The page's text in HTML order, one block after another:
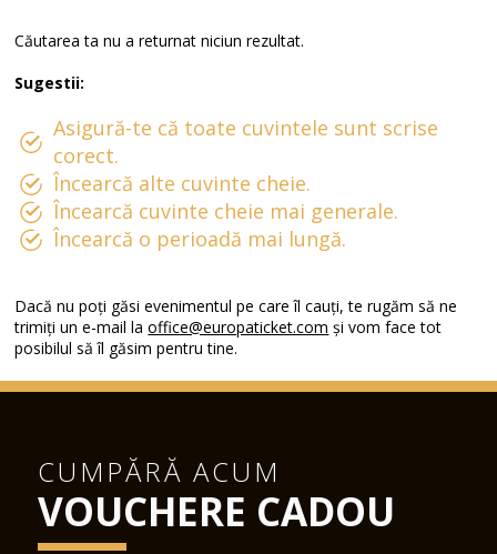
Căutarea ta nu a returnat niciun rezultat.
Sugestii:
Asigură-te că toate cuvintele sunt scrise
corect.
Încearcă alte cuvinte cheie.
Încearcă cuvinte cheie mai generale.
Încearcă o perioadă mai lungă.
Dacă nu poți găsi evenimentul pe care îl cauți, te rugăm să ne
trimiți un e-mail laoffice@europaticket.com și vom face tot
posibilul să îl găsim pentru tine.
CUMPĂRĂ ACUM
VOUCHERE CADOU